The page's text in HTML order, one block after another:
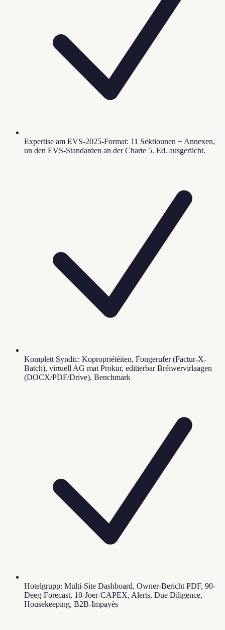
Expertise am EVS-2025-Format: 11 Sektiounen + Annexen,
un den EVS-Standarden an der Charte 5. Ed. ausgeriicht.
Komplett Syndic: Kopropriétéiten, Fongerufer (Factur-X-
Batch), virtuell AG mat Prokur, editierbar Bréiwervirlaagen
(DOCX/PDF/Drive), Benchmark
Hotelgrupp: Multi-Site Dashboard, Owner-Bericht PDF, 90-
Deeg-Forecast, 10-Joer-CAPEX, Alerts, Due Diligence,
Housekeeping, B2B-Impayés